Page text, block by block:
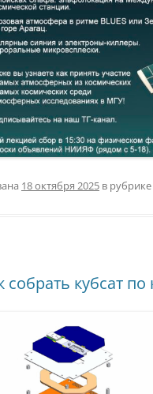
18 октября 2025 в рубрике
кубсат по